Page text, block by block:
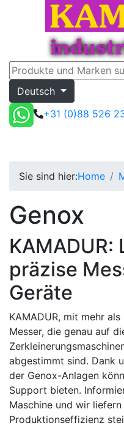
Deutsch
+31 (0)88 526
Sie sind hier:Home
Genox
KAMADUR:
präzise
Geräte
KAMADUR, mit mehr
Messer, die genau auf
abgestimmt sind. Dank
der Genox-Anlagen
Support bieten.
Maschine und wir
Produktionseffizienz